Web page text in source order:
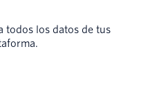
todos los datos de tus